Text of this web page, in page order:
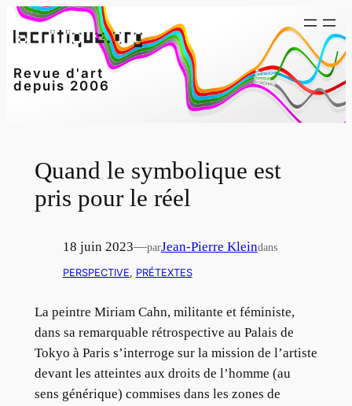
Aller
au
Revue d'art
depuis 2006
Quand le symbolique est
pris pour le réel
18 juin 2023—parJean-Pierre Kleindans
PERSPECTIVE, PRÉTEXTES
La peintre Miriam Cahn, militante et féministe,
dans sa remarquable rétrospective au Palais de
Tokyo à Paris s’interroge sur la mission de l’artiste
devant les atteintes aux droits de l’homme (au
sens générique) commises dans les zones de